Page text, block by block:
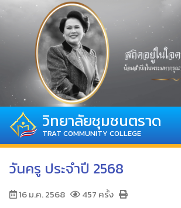
วิทยาลัยชุมชนตราด
TRAT COMMUNITY COLLEGE
วันครู ประจำปี 2568
16 ม.ค. 2568
457 ครั้ง